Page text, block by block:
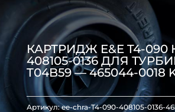
КАРТРИДЖ E&E T4-090
408105-0136 ДЛЯ
T04B59 — 465044-0018
Артикул:ee-chra-T4-090-408105-0136-